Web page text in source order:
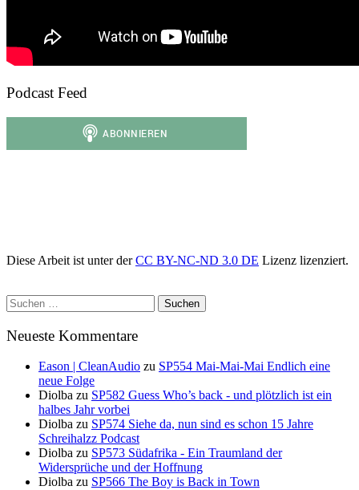
Podcast Feed
Diese Arbeit ist unter derCC BY-NC-ND 3.0 DE Lizenz lizenziert.
Suchen
nach:
Neueste Kommentare
Eason | CleanAudio zu SP554 Mai-Mai-Mai Endlich eine
neue Folge
Diolba zu SP582 Guess Who’s back - und plötzlich ist ein
halbes Jahr vorbei
Diolba zu SP574 Siehe da, nun sind es schon 15 Jahre
Schreihalzz Podcast
Diolba zu SP573 Südafrika - Ein Traumland der
Widersprüche und der Hoffnung
Diolba zu SP566 The Boy is Back in Town